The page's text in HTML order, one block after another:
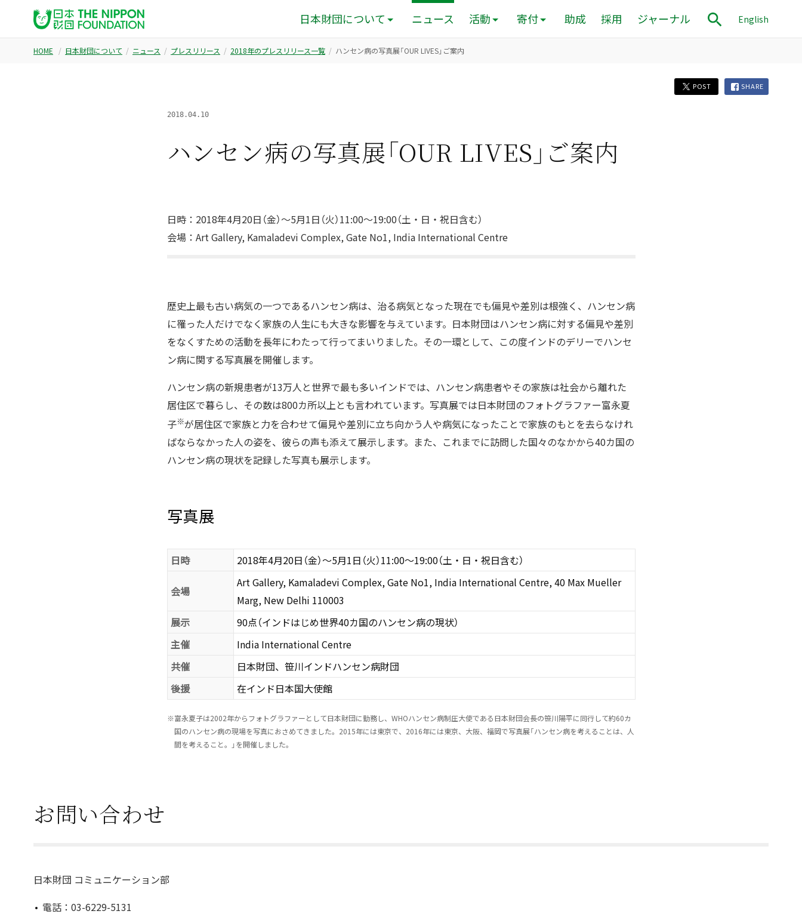
日本財団について ニュース 活動 寄付 助成 採用 ジャーナル English
HOME 日本財団について ニュース プレスリリース 2018年のプレスリリース一覧 ハンセン病の写真展「OUR LIVES」ご案内
POST SHARE
2018.04.10
ハンセン病の写真展「OUR LIVES」ご案内
日時：2018年4月20日（金）～5月1日（火）11:00～19:00（土・日・祝日含む）
会場：Art Gallery, Kamaladevi Complex, Gate No1, India International Centre
歴史上最も古い病気の一つであるハンセン病は、治る病気となった現在でも偏見や差別は根強く、ハンセン病
に罹った人だけでなく家族の人生にも大きな影響を与えています。日本財団はハンセン病に対する偏見や差別
をなくすための活動を長年にわたって行ってまいりました。その一環として、この度インドのデリーでハンセ
ン病に関する写真展を開催します。
ハンセン病の新規患者が13万人と世界で最も多いインドでは、ハンセン病患者やその家族は社会から離れた
居住区で暮らし、その数は800カ所以上とも言われています。写真展では日本財団のフォトグラファー富永夏
子※が居住区で家族と力を合わせて偏見や差別に立ち向かう人や病気になったことで家族のもとを去らなけれ
ばならなかった人の姿を、彼らの声も添えて展示します。また、これまでに訪問した国々のなかから40カ国の
ハンセン病の現状を記録した写真も展示します。
写真展
日時 2018年4月20日（金）～5月1日（火）11:00～19:00（土・日・祝日含む）
会場
Art Gallery, Kamaladevi Complex, Gate No1, India International Centre, 40 Max Mueller
Marg, New Delhi 110003
展示
90点（インドはじめ世界40カ国のハンセン病の現状）
主催
India International Centre
共催
日本財団、笹川インドハンセン病財団
後援
在インド日本国大使館
※富永夏子は2002年からフォトグラファーとして日本財団に勤務し、WHOハンセン病制圧大使である日本財団会長の笹川陽平に同行して約60カ
国のハンセン病の現場を写真におさめてきました。2015年には東京で、2016年には東京、大阪、福岡で写真展「ハンセン病を考えることは、人
間を考えること。」を開催しました。
お問い合わせ
日本財団 コミュニケーション部
電話：03-6229-5131